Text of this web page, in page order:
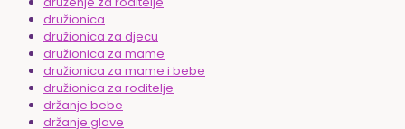
družionica
družionica za djecu
družionica za mame
družionica za mame i bebe
družionica za roditelje
držanje bebe
držanje glave